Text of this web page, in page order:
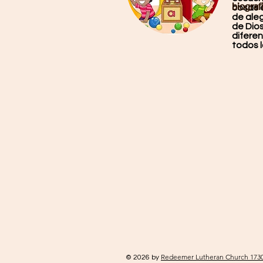
cosas
de
de
todos
© 2026 by Redeemer Lutheran Church